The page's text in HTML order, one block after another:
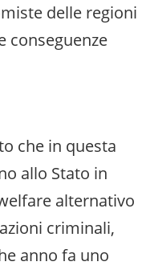
delle regioni
conseguenze
che in questa
allo Stato in
alternativo
criminali,
anno fa uno